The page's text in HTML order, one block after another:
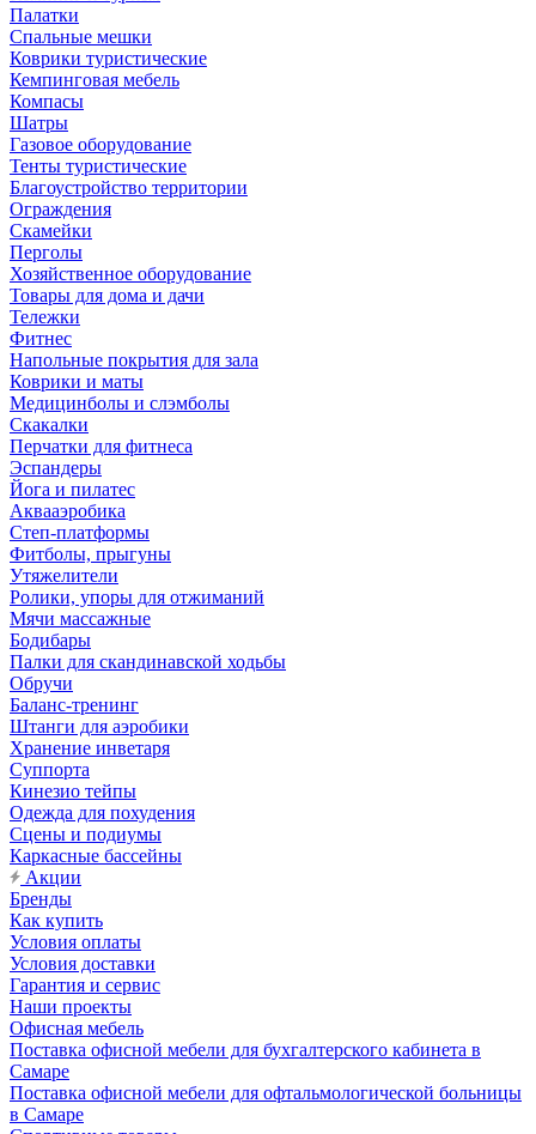
Палатки
Спальные мешки
Коврики туристические
Кемпинговая мебель
Компасы
Шатры
Газовое оборудование
Тенты туристические
Благоустройство территории
Ограждения
Скамейки
Перголы
Хозяйственное оборудование
Товары для дома и дачи
Тележки
Фитнес
Напольные покрытия для зала
Коврики и маты
Медицинболы и слэмболы
Скакалки
Перчатки для фитнеса
Эспандеры
Йога и пилатес
Аквааэробика
Степ-платформы
Фитболы, прыгуны
Утяжелители
Ролики, упоры для отжиманий
Мячи массажные
Бодибары
Палки для скандинавской ходьбы
Обручи
Баланс-тренинг
Штанги для аэробики
Хранение инветаря
Суппорта
Кинезио тейпы
Одежда для похудения
Сцены и подиумы
Каркасные бассейны
Акции
Бренды
Как купить
Условия оплаты
Условия доставки
Гарантия и сервис
Наши проекты
Офисная мебель
Поставка офисной мебели для бухгалтерского кабинета в
Самаре
Поставка офисной мебели для офтальмологической больницы
в Самаре